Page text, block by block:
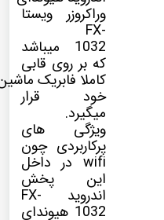
وراکروزر ویستا
FX-
1032 میباشد
که بر روی قابی
کاملا فابریک
خود قرار
میگیرد.
ویژگی های
پرکاربردی چون
wifi در داخل
این پخش
اندروید FX-
1032 هیوندای